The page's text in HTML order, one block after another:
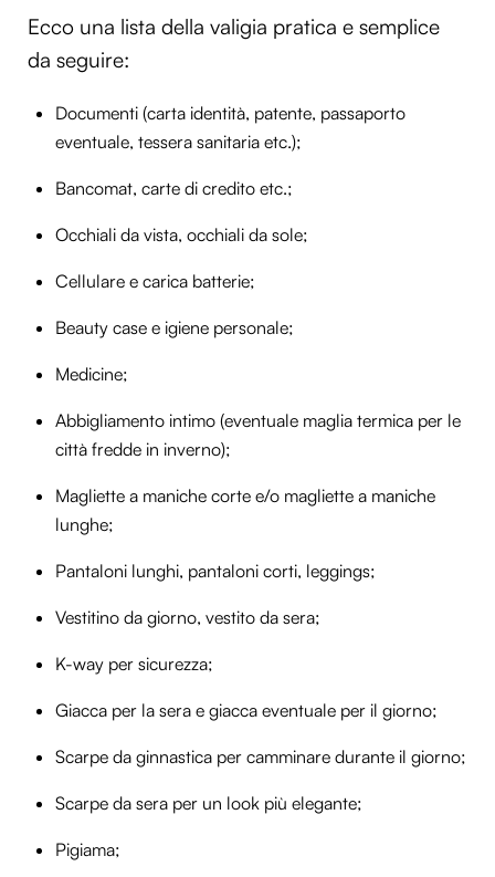
Ecco una lista della valigia pratica e semplice
da seguire:
Documenti (carta identità, patente, passaporto
eventuale, tessera sanitaria etc.);
Bancomat, carte di credito etc.;
Occhiali da vista, occhiali da sole;
Cellulare e carica batterie;
Beauty case e igiene personale;
Medicine;
Abbigliamento intimo (eventuale maglia termica per le
città fredde in inverno);
Magliette a maniche corte e/o magliette a maniche
lunghe;
Pantaloni lunghi, pantaloni corti, leggings;
Vestitino da giorno, vestito da sera;
K-way per sicurezza;
Giacca per la sera e giacca eventuale per il giorno;
Scarpe da ginnastica per camminare durante il giorno;
Scarpe da sera per un look più elegante;
Pigiama;